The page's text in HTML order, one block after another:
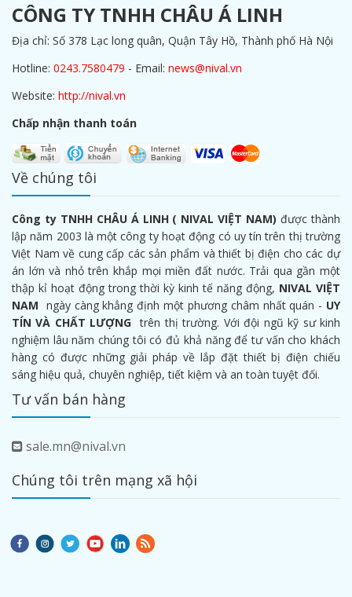
CÔNG TY TNHH CHÂU Á LINH
Địa chỉ: Số 378 Lạc long quân, Quận Tây Hồ, Thành phố Hà Nội
Hotline: 0243.7580479 - Email: news@nival.vn
Website: http://nival.vn
Chấp nhận thanh toán
Về chúng tôi
Công ty TNHH CHÂU Á LINH ( NIVAL VIỆT NAM) được thành
lập năm 2003 là một công ty hoạt động có uy tín trên thị trường
Việt Nam về cung cấp các sản phẩm và thiết bị điện cho các dự
án lớn và nhỏ trên khắp mọi miền đất nước. Trải qua gần một
thập kỉ hoạt động trong thời kỳ kinh tế năng động, NIVAL VIỆT
NAM ngày càng khẳng định một phương châm nhất quán - UY
TÍN VÀ CHẤT LƯỢNG trên thị trường. Với đội ngũ kỹ sư kinh
nghiệm lâu năm chúng tôi có đủ khả năng để tư vấn cho khách
hàng có được những giải pháp về lắp đặt thiết bị điện chiếu
sáng hiệu quả, chuyên nghiệp, tiết kiệm và an toàn tuyệt đối.
Tư vấn bán hàng
sale.mn@nival.vn
Chúng tôi trên mạng xã hội